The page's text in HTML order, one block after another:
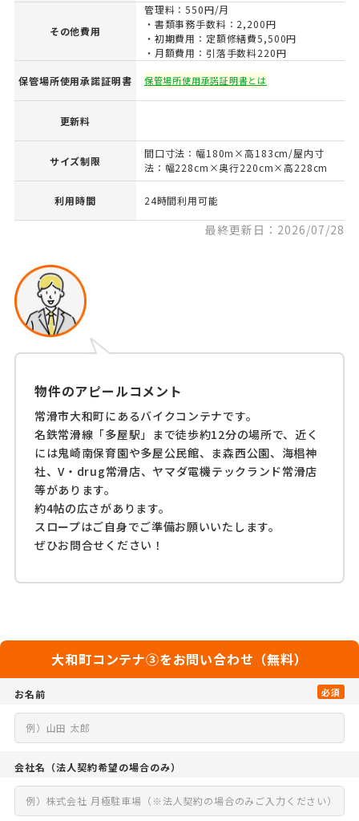
その他費用
管理料：550円/月
・書類事務手数料：2,200円
・初期費用：定額修繕費5,500円
・月額費用：引落手数料220円
保管場所使用承諾証明書 保管場所使用承諾証明書とは
更新料
サイズ制限
間口寸法：幅180m×高183cm/屋内寸
法：幅228cm×奥行220cm×高228cm
利用時間 24時間利用可能
最終更新日：2026/07/28
物件のアピールコメント
常滑市大和町にあるバイクコンテナです。
名鉄常滑線「多屋駅」まで徒歩約12分の場所で、近く
には鬼崎南保育園や多屋公民館、ま森西公園、海椙神
社、V・drug常滑店、ヤマダ電機テックランド常滑店
等があります。
約4帖の広さがあります。
スロープはご自身でご準備お願いいたします。
ぜひお問合せください！
大和町コンテナ③をお問い合わせ（無料）
お名前 必須
会社名 （法人契約希望の場合のみ）